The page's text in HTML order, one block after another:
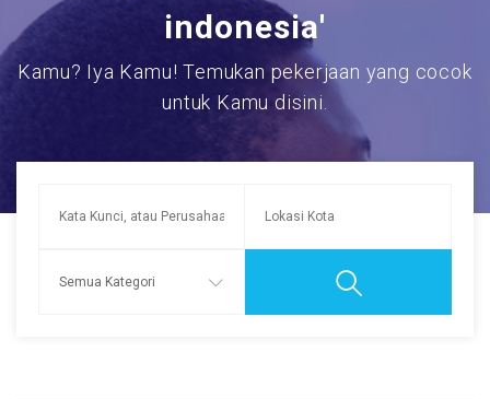
indonesia'
Kamu? Iya Kamu! Temukan pekerjaan yang cocok
untuk Kamu disini.